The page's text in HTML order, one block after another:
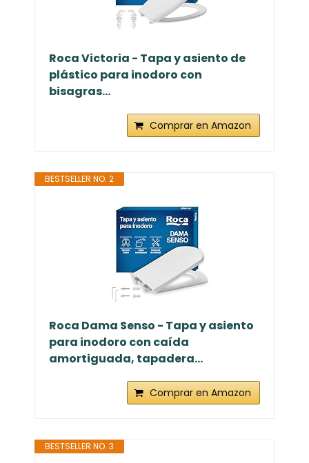
Roca Victoria - Tapa y asiento de
plástico para inodoro con
bisagras...
Comprar en Amazon
BESTSELLER NO. 2
Roca Dama Senso - Tapa y asiento
para inodoro con caída
amortiguada, tapadera...
Comprar en Amazon
BESTSELLER NO. 3